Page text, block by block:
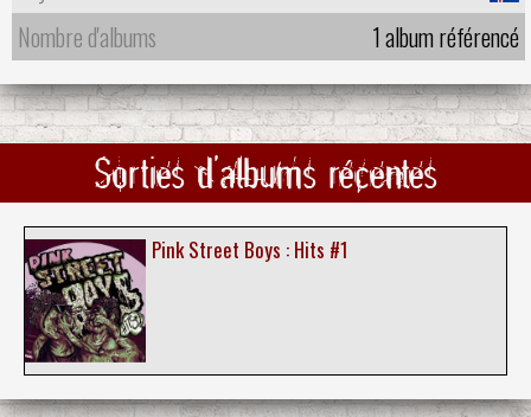
Nombre d'albums
1 album référencé
Sorties d'albums récentes
Pink Street Boys : Hits #1